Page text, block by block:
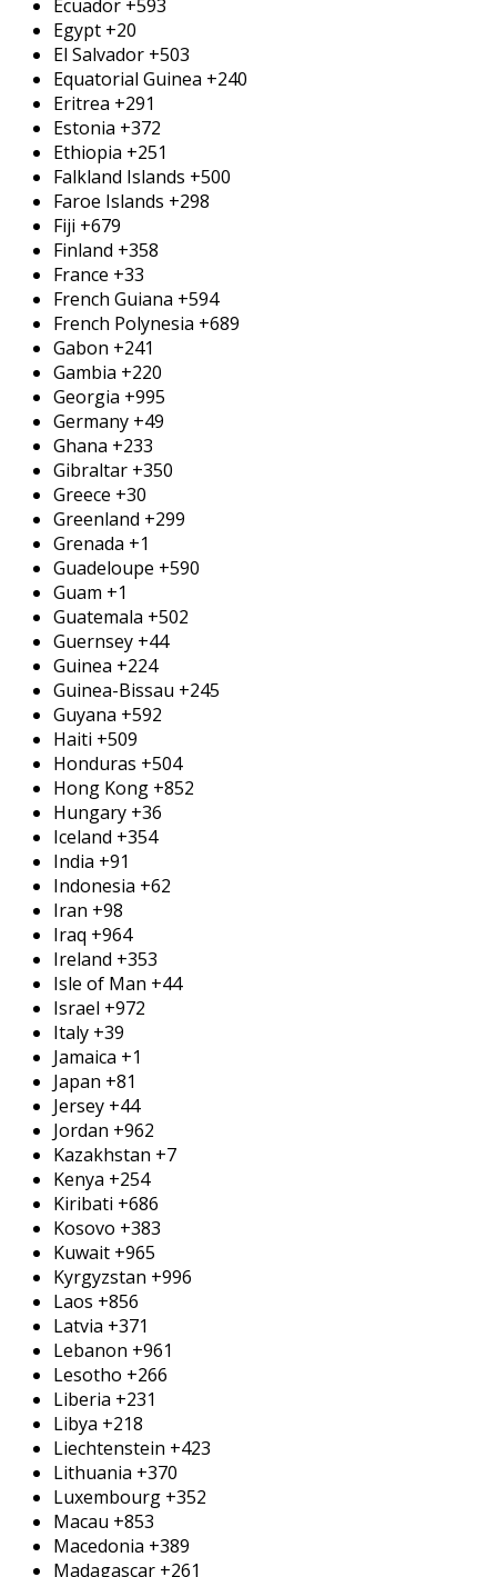
Ecuador +593
Egypt +20
El Salvador +503
Equatorial Guinea +240
Eritrea +291
Estonia +372
Ethiopia +251
Falkland Islands +500
Faroe Islands +298
Fiji +679
Finland +358
France +33
French Guiana +594
French Polynesia +689
Gabon +241
Gambia +220
Georgia +995
Germany +49
Ghana +233
Gibraltar +350
Greece +30
Greenland +299
Grenada +1
Guadeloupe +590
Guam +1
Guatemala +502
Guernsey +44
Guinea +224
Guinea-Bissau +245
Guyana +592
Haiti +509
Honduras +504
Hong Kong +852
Hungary +36
Iceland +354
India +91
Indonesia +62
Iran +98
Iraq +964
Ireland +353
Isle of Man +44
Israel +972
Italy +39
Jamaica +1
Japan +81
Jersey +44
Jordan +962
Kazakhstan +7
Kenya +254
Kiribati +686
Kosovo +383
Kuwait +965
Kyrgyzstan +996
Laos +856
Latvia +371
Lebanon +961
Lesotho +266
Liberia +231
Libya +218
Liechtenstein +423
Lithuania +370
Luxembourg +352
Macau +853
Macedonia +389
Madagascar +261